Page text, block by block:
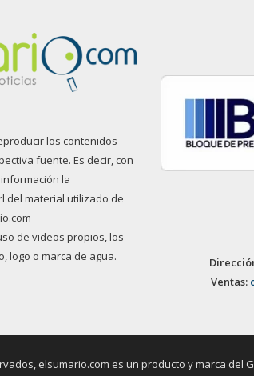
los contenidos
fuente. Es decir, con
la
del material utilizado de
de videos propios, los
logo o marca de agua.
Ventas:
elsumario.com es un producto y marca del